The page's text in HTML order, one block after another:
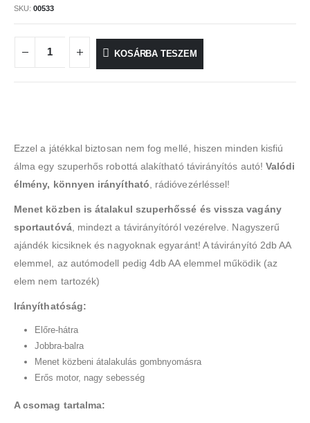
SKU: 00533
KOSÁRBA TESZEM
Ezzel a játékkal biztosan nem fog mellé, hiszen minden kisfiú
álma egy szuperhős robottá alakítható távirányítós autó! Valódi
élmény, könnyen irányítható, rádióvezérléssel!
Menet közben is átalakul szuperhőssé és vissza vagány
sportautóvá, mindezt a távirányítóról vezérelve. Nagyszerű
ajándék kicsiknek és nagyoknak egyaránt! A távirányító 2db AA
elemmel, az autómodell pedig 4db AA elemmel működik (az
elem nem tartozék)
Irányíthatóság:
Előre-hátra
Jobbra-balra
Menet közbeni átalakulás gombnyomásra
Erős motor, nagy sebesség
A csomag tartalma: